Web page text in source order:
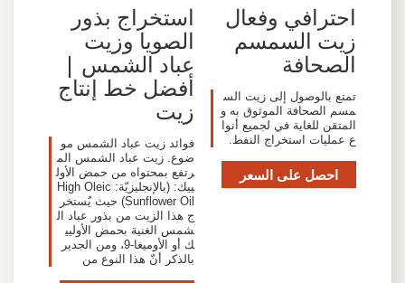
احترافي وفعال
زيت السمسم
الصحافة
تمتع بالوصول إلى زيت الس
مسم الصحافة الموثوق به و
المتقن للغاية في لجميع أنوا
ع عمليات استخراج النفط.
احصل على السعر
استخراج بذور
الصويا وزيت
عباد الشمس |
أفضل خط إنتاج
زيت
فوائد زيت عباد الشمس مو
ضوع. زيت عباد الشمس الم
رتفع بمحتواه من حمض الأول
ييك: (بالإنجليزيّة: High Oleic
Sunflower Oil) حيث يُستخر
ج هذا الزيت من بذور عباد ال
شمس الغنية بحمض الأوليي
ك أو الأوميغا-9، ومن الجدير
بالذكر أنّ هذا النوع من